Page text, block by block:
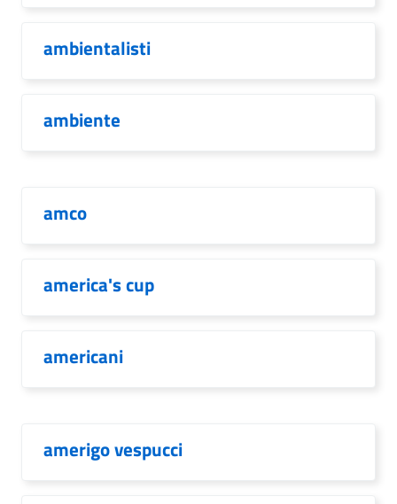
ambientalisti
ambiente
amco
america's cup
americani
amerigo vespucci